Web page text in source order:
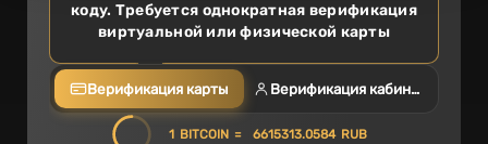
коду. Требуется однократная верификация
виртуальной или физической карты
Верификация карты Верификация кабинета
1 BITCOIN 6615313.0584 RUB